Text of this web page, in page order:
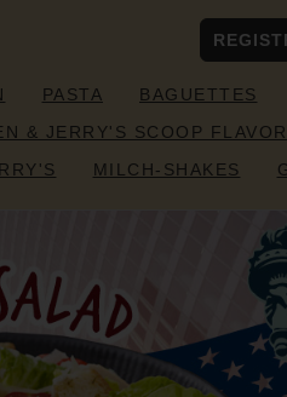
PASTA BAGUETTES
& JERRY'S SCOOP
MILCH-SHAKES